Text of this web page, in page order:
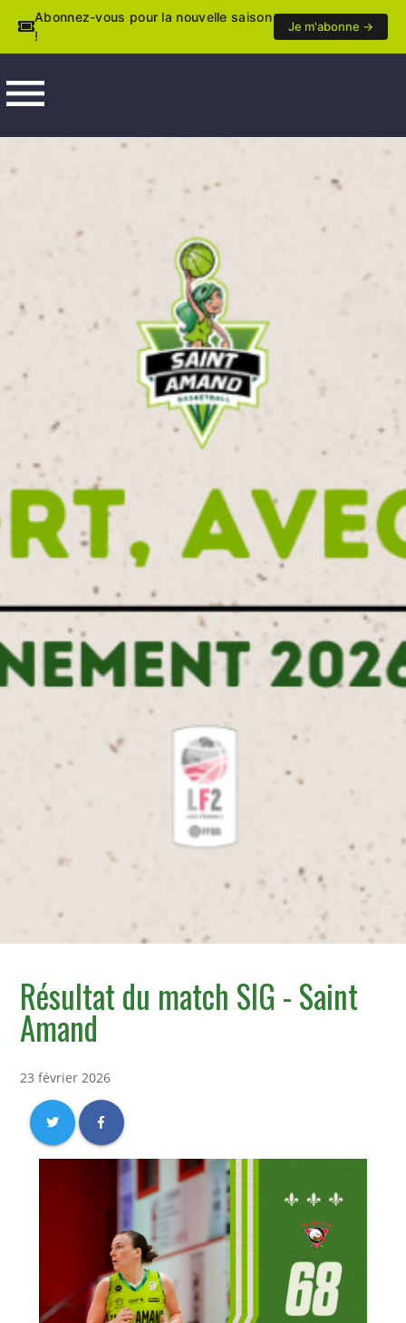
Abonnez-vous pour la nouvelle saison
!
Je m'abonne →
menu
Résultat du match SIG - Saint
Amand
23 février 2026